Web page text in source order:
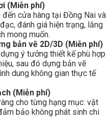
(Miễn phí)
cửa hàng tại Đồng Nai và
đánh giá hiện trạng, lắng
mong muốn.
bản vẽ 2D/3D (Miễn phí)
ý tưởng thiết kế phù hợp
sau đó dựng bản vẽ
dung không gian thực tế
(Miễn phí)
cho từng hạng mục: vật
bảo không phát sinh chi